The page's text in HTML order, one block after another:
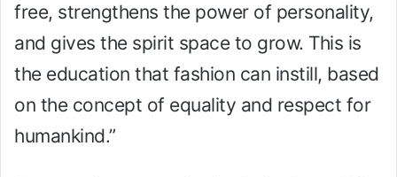
free, strengthens the power of personality,
and gives the spirit space to grow. This is
the education that fashion can instill, based
on the concept of equality and respect for
humankind.”